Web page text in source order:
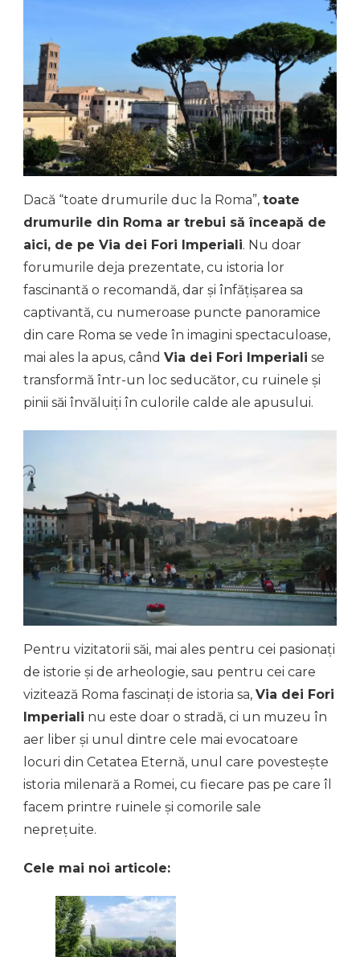
Dacă “toate drumurile duc la Roma”, toate
drumurile din Roma ar trebui să înceapă de
aici, de pe Via dei Fori Imperiali. Nu doar
forumurile deja prezentate, cu istoria lor
fascinantă o recomandă, dar și înfățișarea sa
captivantă, cu numeroase puncte panoramice
din care Roma se vede în imagini spectaculoase,
mai ales la apus, când Via dei Fori Imperiali se
transformă într-un loc seducător, cu ruinele și
pinii săi învăluiți în culorile calde ale apusului.
Pentru vizitatorii săi, mai ales pentru cei pasionați
de istorie și de arheologie, sau pentru cei care
vizitează Roma fascinați de istoria sa, Via dei Fori
Imperiali nu este doar o stradă, ci un muzeu în
aer liber și unul dintre cele mai evocatoare
locuri din Cetatea Eternă, unul care povestește
istoria milenară a Romei, cu fiecare pas pe care îl
facem printre ruinele și comorile sale
neprețuite.
Cele mai noi articole: